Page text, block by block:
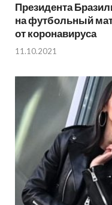
Президента
на футбольный
от коронавируса
11.10.2021